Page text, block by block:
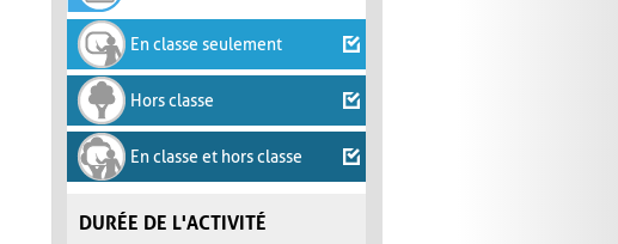
En classe seulement
Hors classe
En classe et hors classe
DURÉE DE L'ACTIVITÉ